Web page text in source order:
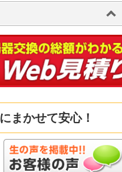
まかせて安心！